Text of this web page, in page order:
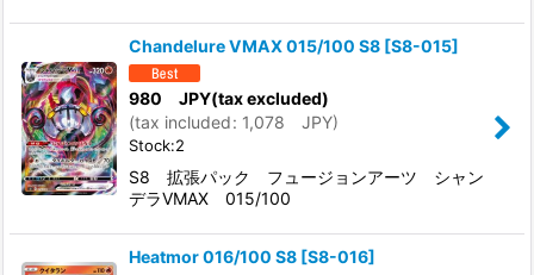
Chandelure VMAX 015/100 S8 [S8-015]
980 JPY(tax excluded)
(tax included: 1,078 JPY)
Stock:2
S8 拡張パック フュージョンアーツ シャン
デラVMAX 015/100
Heatmor 016/100 S8 [S8-016]